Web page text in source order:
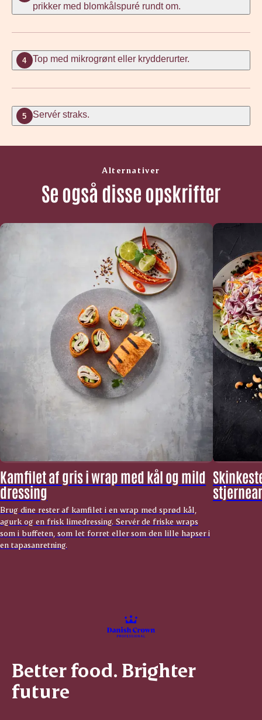
prikker med blomkålspuré rundt om.
4 Top med mikrogrønt eller krydderurter.
5 Servér straks.
Alternativer
Se også disse opskrifter
Kamfilet af gris i wrap med kål og mild
dressing
Brug dine rester af kamfilet i en wrap med sprød kål,
agurk og en frisk limedressing. Servér de friske wraps
som i buffeten, som let forret eller som den lille hapser i
en tapasanretning.
Better food. Brighter
future